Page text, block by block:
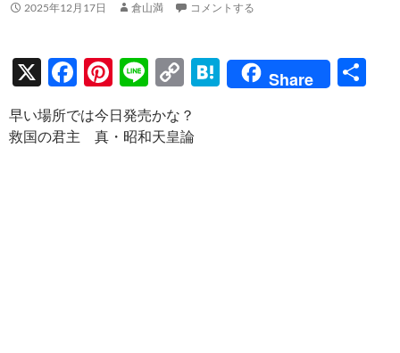
2025年12月17日 倉山満 コメントする
X
F
ac
e
Pi
nt
er
Li
n
e
C
p
H
Share
早い場所では今日発売かな？
救国の君主 真・昭和天皇論